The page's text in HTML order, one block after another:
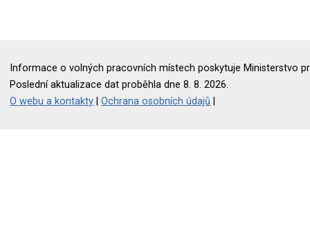
Informace o volných pracovních místech poskytuje Ministerstvo
Poslední aktualizace dat proběhla dne 8. 8. 2026.
O webu a kontakty |Ochrana osobních údajů